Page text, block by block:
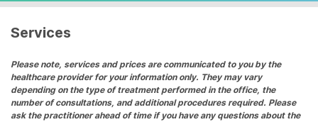
date.
the
question
mark
key
Services
Please note, services and prices are communicated to you by the
healthcare provider for your information only. They may vary
depending on the type of treatment performed in the office, the
number of consultations, and additional procedures required. Please
ask the practitioner ahead of time if you have any questions about the